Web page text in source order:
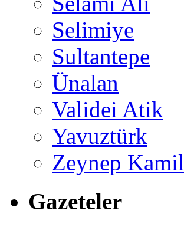
Selimiye
Sultantepe
Ünalan
Validei Atik
Yavuztürk
Zeynep Kamil
Gazeteler